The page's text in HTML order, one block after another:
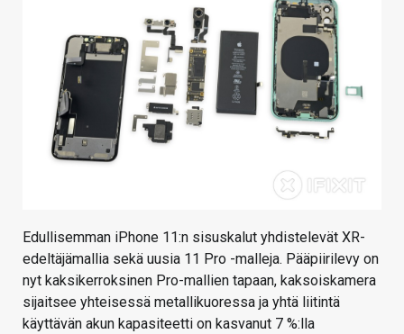
Edullisemman iPhone 11:n sisuskalut yhdistelevät XR-
edeltäjämallia sekä uusia 11 Pro -malleja. Pääpiirilevy on
nyt kaksikerroksinen Pro-mallien tapaan, kaksoiskamera
sijaitsee yhteisessä metallikuoressa ja yhtä liitintä
käyttävän akun kapasiteetti on kasvanut 7 %:lla